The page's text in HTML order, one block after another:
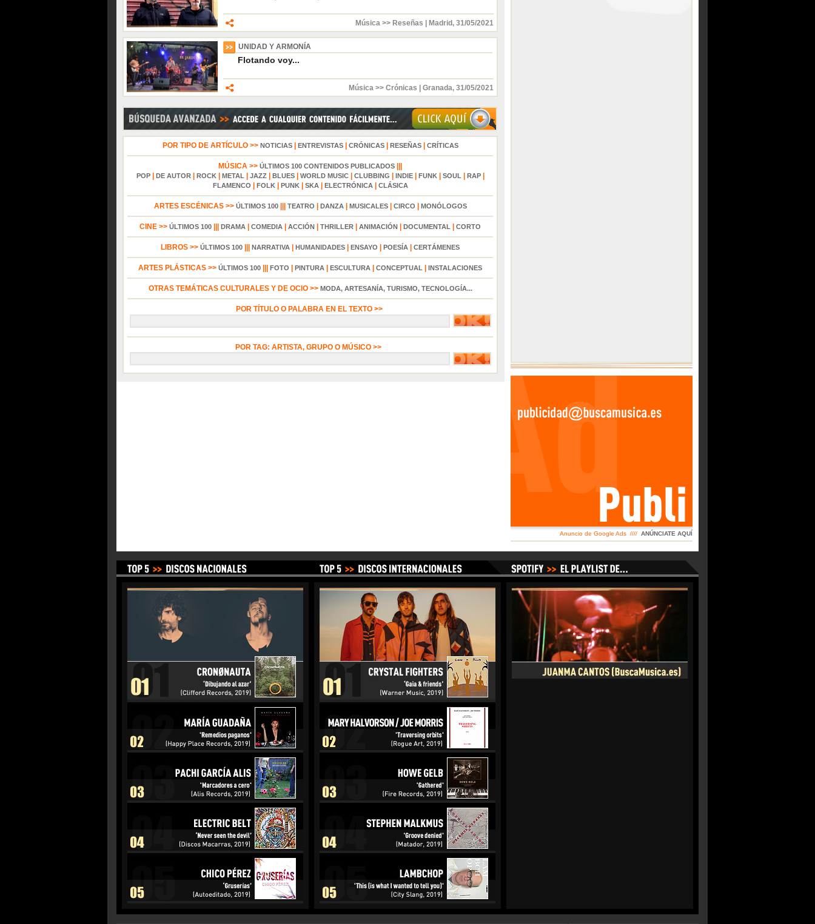
Música >> Reseñas Madrid , 31/05/2021
UNIDAD Y ARMONÍA
Flotando voy...
Música >> Crónicas Granada, 31/05/2021
POR TIPO DE ARTÍCULO >> NOTICIAS| ENTREVISTAS| CRÓNICAS| RESEÑAS| CRÍTICAS
MÚSICA >> ÚLTIMOS 100 CONTENIDOS PUBLICADOS
POP| DE AUTOR| ROCK| METAL| JAZZ| BLUES| WORLD MUSIC| CLUBBING INDIE| FUNK| SOUL| RAP|
FLAMENCO FOLK| PUNK| SKA| ELECTRÓNICA| CLÁSICA
ARTES ESCÉNICAS >> ÚLTIMOS 100||| TEATRO DANZA| MUSICALES| CIRCO MONÓLOGOS
CINE >> ÚLTIMOS 100 DRAMA COMEDIA ACCIÓN THRILLER ANIMACIÓN DOCUMENTAL CORTO
LIBROS >> ÚLTIMOS 100 NARRATIVA HUMANIDADES ENSAYO POESÍA CERTÁMENES
ARTES PLÁSTICAS >> ÚLTIMOS 100 FOTO PINTURA ESCULTURA CONCEPTUAL INSTALACIONES
OTRAS TEMÁTICAS CULTURALES Y DE OCIO >> MODA, ARTESANÍA, TURISMO, TECNOLOGÍA...
POR TÍTULO O PALABRA EN EL TEXTO >>
POR TAG: ARTISTA, GRUPO O MÚSICO >>
Anuncio de Google Ads //// ANÚNCIATE AQUÍ